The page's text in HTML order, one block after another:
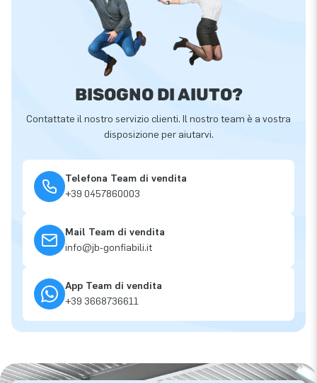
BISOGNO DI AIUTO?
Contattate il nostro servizio clienti. Il nostro team è a vostra
disposizione per aiutarvi.
Telefona Team di vendita
+39 0457860003
Mail Team di vendita
info@jb-gonfiabili.it
App Team di vendita
+39 3668736611